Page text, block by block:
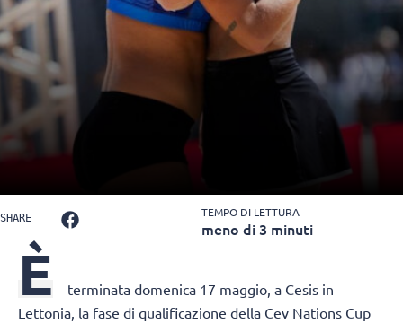
SHARE TEMPO DI LETTURA
meno di 3 minuti
È
terminata domenica 17 maggio, a Cesis in
Lettonia, la fase di qualificazione della Cev Nations Cup